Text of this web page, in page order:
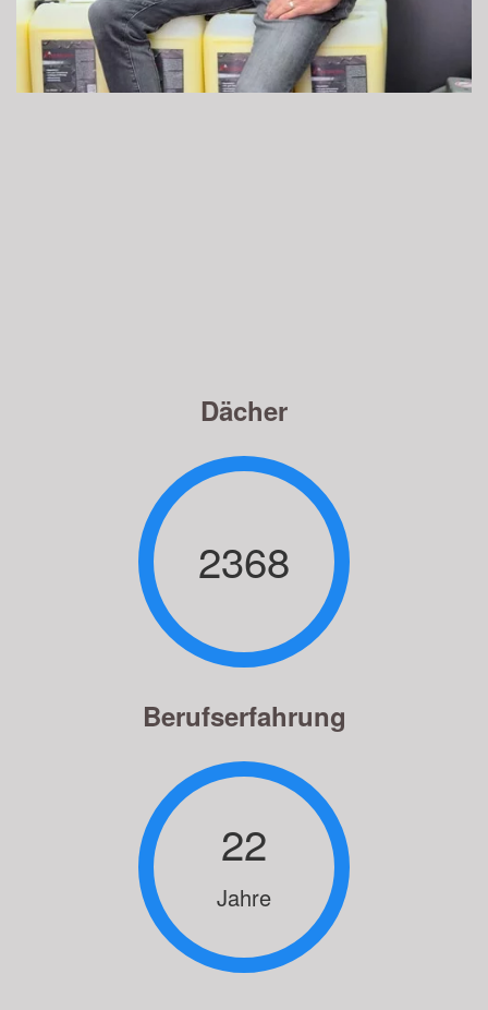
Dächer
2368
Berufserfahrung
22
Jahre